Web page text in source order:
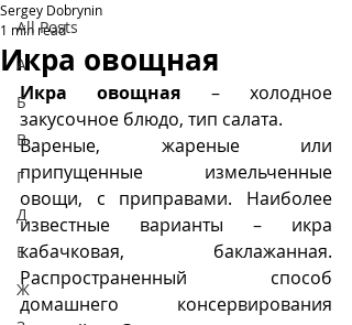
All Posts
А
Б
В
Г
Д
Е
Ж
Икра овощная
Sergey Dobrynin
1 min read
Икра овощная – холодное
закусочное блюдо, тип салата.
Вареные, жареные или
припущенные измельченные
овощи, с приправами. Наиболее
известные варианты – икра
кабачковая, баклажанная.
Распространенный способ
домашнего консервирования